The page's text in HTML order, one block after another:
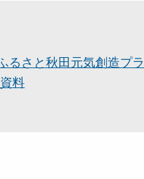
るさと秋田元気創造プ
料